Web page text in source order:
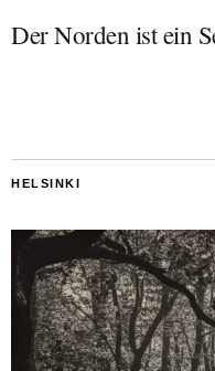
Der Norden ist ein
HELSINKI